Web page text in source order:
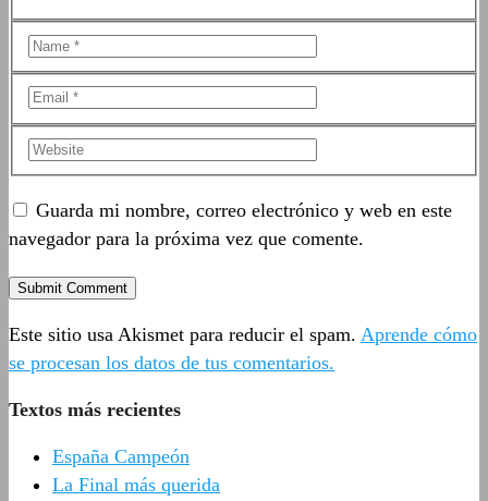
Guarda mi nombre, correo electrónico y web en este
navegador para la próxima vez que comente.
Este sitio usa Akismet para reducir el spam. Aprende cómo
se procesan los datos de tus comentarios.
Textos más recientes
España Campeón
La Final más querida